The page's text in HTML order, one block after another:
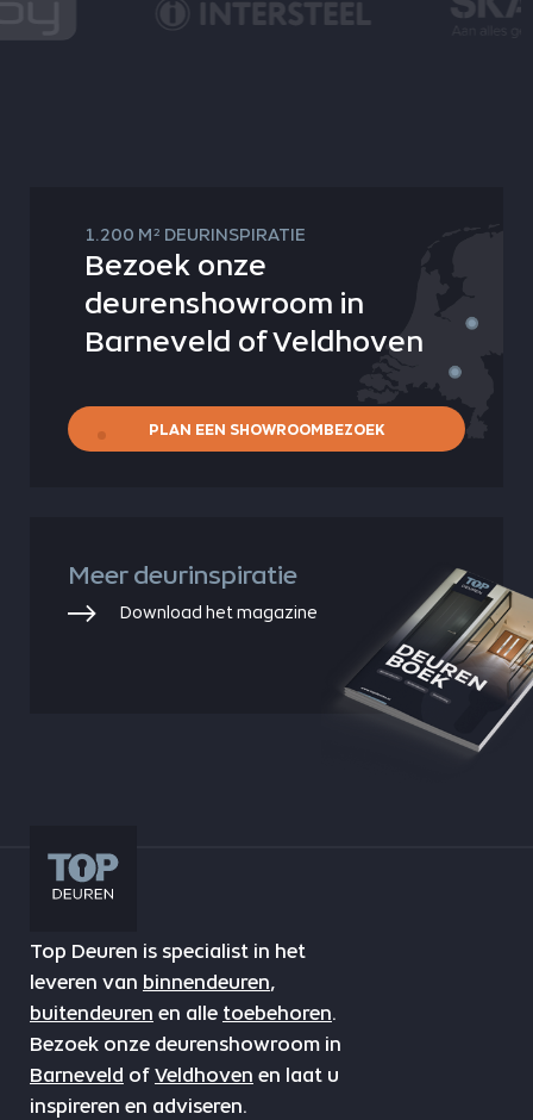
Meer deurinspiratie
Download het magazine
1.200 M2 DEURINSPIRATIE
Bezoek onze
deurenshowroom in
Barneveld of Veldhoven
PLAN EEN SHOWROOMBEZOEK
Top Deuren is specialist in het
leveren van binnendeuren,
buitendeuren en alle toebehoren.
Bezoek onze deurenshowroom in
Barneveld of Veldhoven en laat u
inspireren en adviseren.